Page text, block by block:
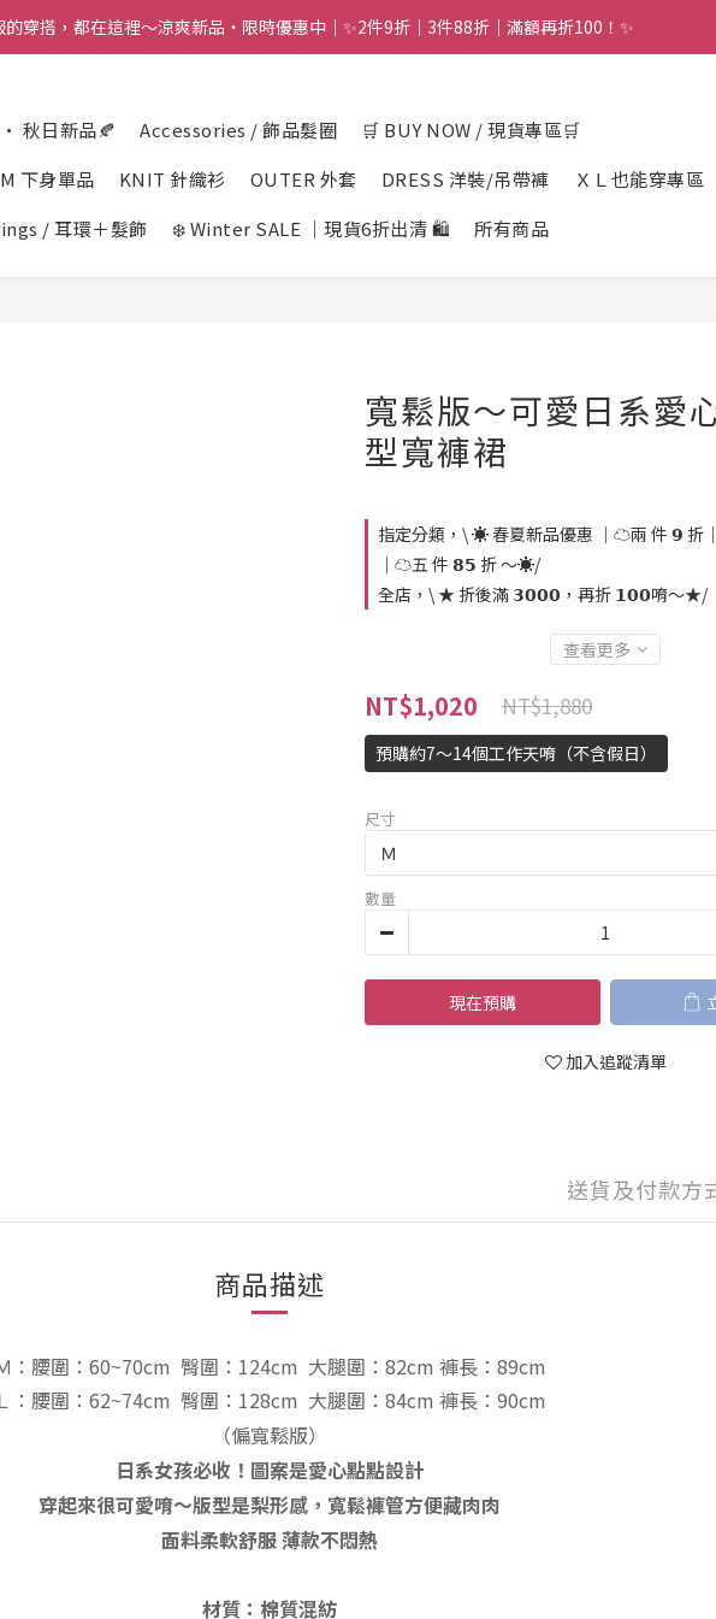
的穿搭，都在這裡～涼爽新品・限時優惠中｜✨2件9折｜3件88折｜滿額再折100！✨
秋日新品🍂 Accessories / 飾品髮圈
🛒 BUY NOW / 現貨專區🛒
下身單品
KNIT 針織衫 OUTER 外套 DRESS 洋裝/吊帶褲
ＸＬ也能穿專區
/ 耳環＋髮飾
❄️ Winter SALE ｜現貨6折出清 🛍️ 所有商品
寬鬆版～可愛日系愛
型寬褲裙
指定分類，\ ☀️ 春夏新品優惠 ｜☁️兩 件 𝟵 折
｜☁️五 件 𝟴𝟱 折 ～☀️/
全店，\ ★ 折後滿 𝟯𝟬𝟬𝟬，再折 𝟭𝟬𝟬唷～★/
查看更多
NT$1,020 NT$1,880
預購約7～14個工作天唷（不含假日）
尺寸
數量
現在預購
加入追蹤清單
送貨及付款方
商品描述
： 腰圍：60~70cm 臀圍：124cm 大腿圍：82cm 褲長：89cm
： 腰圍：62~74cm 臀圍：128cm 大腿圍：84cm 褲長：90cm
（偏寬鬆版）
日系女孩必收！圖案是愛心點點設計
穿起來很可愛唷～版型是梨形感，寬鬆褲管方便藏肉肉
面料柔軟舒服 薄款不悶熱
材質：棉質混紡